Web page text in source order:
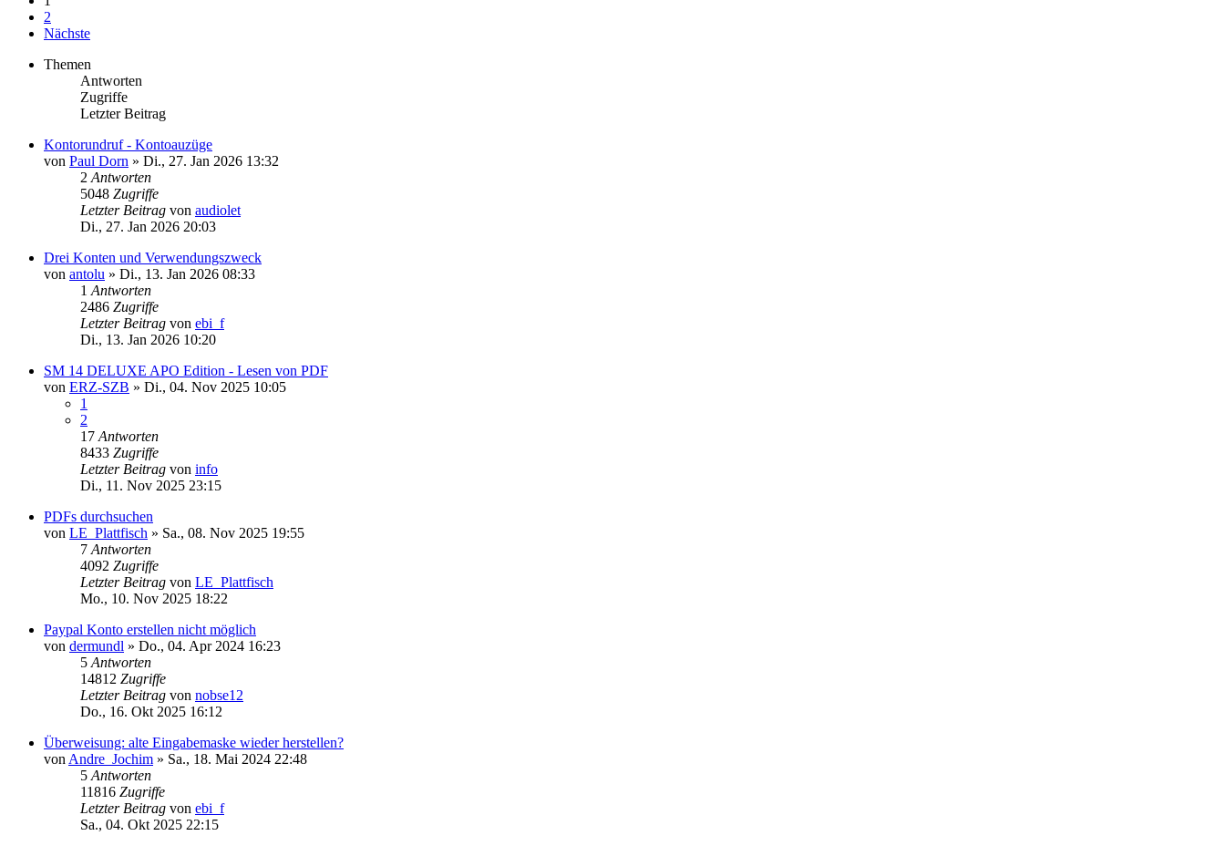
2
Nächste
Themen
Antworten
Zugriffe
Letzter Beitrag
Kontorundruf - Kontoauzüge
von Paul Dorn » Di., 27. Jan 2026 13:32
2 Antworten
5048 Zugriffe
Letzter Beitrag von audiolet
Di., 27. Jan 2026 20:03
Drei Konten und Verwendungszweck
von antolu » Di., 13. Jan 2026 08:33
1 Antworten
2486 Zugriffe
Letzter Beitrag von ebi_f
Di., 13. Jan 2026 10:20
SM 14 DELUXE APO Edition - Lesen von PDF
von ERZ-SZB » Di., 04. Nov 2025 10:05
1
2
17 Antworten
8433 Zugriffe
Letzter Beitrag von info
Di., 11. Nov 2025 23:15
PDFs durchsuchen
von LE_Plattfisch » Sa., 08. Nov 2025 19:55
7 Antworten
4092 Zugriffe
Letzter Beitrag von LE_Plattfisch
Mo., 10. Nov 2025 18:22
Paypal Konto erstellen nicht möglich
von dermundl » Do., 04. Apr 2024 16:23
5 Antworten
14812 Zugriffe
Letzter Beitrag von nobse12
Do., 16. Okt 2025 16:12
Überweisung: alte Eingabemaske wieder herstellen?
von Andre_Jochim » Sa., 18. Mai 2024 22:48
5 Antworten
11816 Zugriffe
Letzter Beitrag von ebi_f
Sa., 04. Okt 2025 22:15